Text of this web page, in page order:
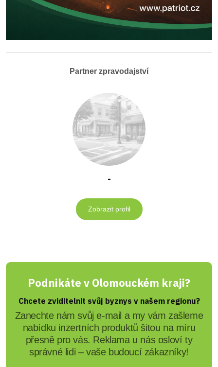
Partner zpravodajství
-
Zobrazit profil
Podnikáte v Olomouckém kraji?
Chcete zviditelnit svůj byznys v našem regionu?
Zanechte nám svůj e-mail a my vám zašleme
nabídku inzertních produktů šitou na míru
přesně pro vás. Reklama u nás osloví ty
správné lidi – vaše budoucí zákazníky!